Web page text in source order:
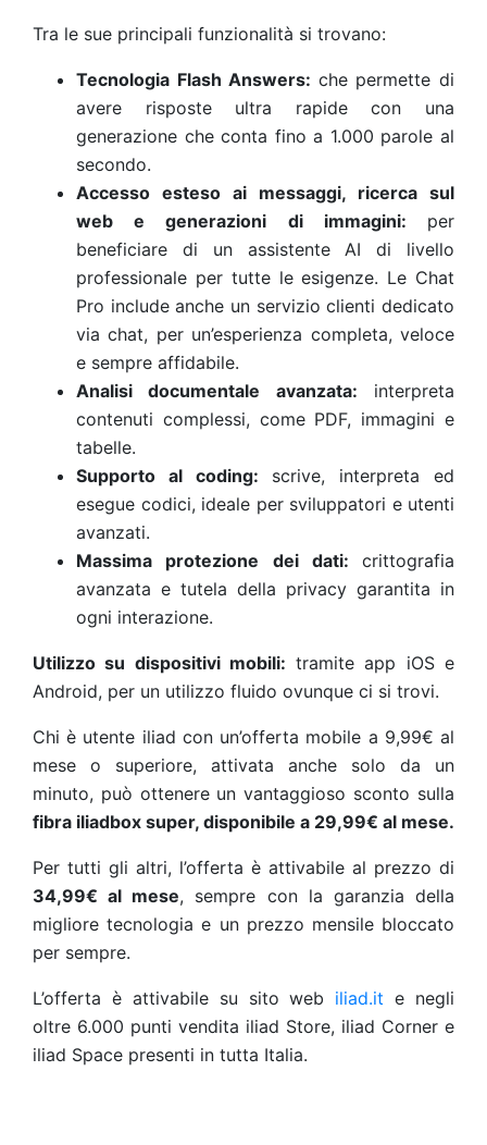
Tra le sue principali funzionalità si trovano:
Tecnologia Flash Answers: che permette di
avere risposte ultra rapide con una
generazione che conta fino a 1.000 parole al
secondo.
Accesso esteso ai messaggi, ricerca sul
web e generazioni di immagini: per
beneficiare di un assistente AI di livello
professionale per tutte le esigenze. Le Chat
Pro include anche un servizio clienti dedicato
via chat, per un’esperienza completa, veloce
e sempre affidabile.
Analisi documentale avanzata: interpreta
contenuti complessi, come PDF, immagini e
tabelle.
Supporto al coding: scrive, interpreta ed
esegue codici, ideale per sviluppatori e utenti
avanzati.
Massima protezione dei dati: crittografia
avanzata e tutela della privacy garantita in
ogni interazione.
Utilizzo su dispositivi mobili: tramite app iOS e
Android, per un utilizzo fluido ovunque ci si trovi.
Chi è utente iliad con un’offerta mobile a 9,99€ al
mese o superiore, attivata anche solo da un
minuto, può ottenere un vantaggioso sconto sulla
fibra iliadbox super, disponibile a 29,99€ al mese.
Per tutti gli altri, l’offerta è attivabile al prezzo di
34,99€ al mese, sempre con la garanzia della
migliore tecnologia e un prezzo mensile bloccato
per sempre.
L’offerta è attivabile su sito web iliad.it e negli
oltre 6.000 punti vendita iliad Store, iliad Corner e
iliad Space presenti in tutta Italia.